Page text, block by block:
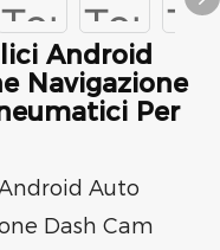
Android
Navigazione
Per
Auto
Dash Cam